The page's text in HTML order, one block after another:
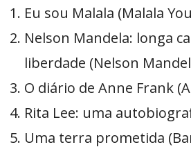
Eu sou Malala (Malala
Nelson Mandela: longa
liberdade (Nelson
O diário de Anne Frank
Rita Lee: uma
Uma terra prometida